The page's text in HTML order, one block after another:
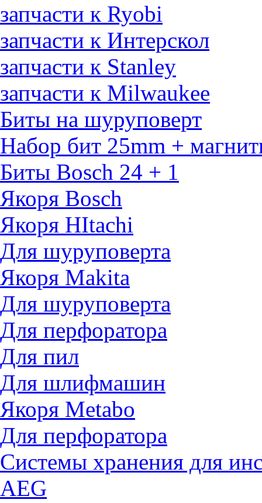
запчасти к Ryobi
запчасти к Интерскол
запчасти к Stanley
запчасти к Milwaukee
Биты на шуруповерт
Набор бит 25mm +
Биты Bosch 24 + 1
Якоря Bosch
Якоря HItachi
Для шуруповерта
Якоря Makita
Для шуруповерта
Для перфоратора
Для пил
Для шлифмашин
Якоря Metabo
Для перфоратора
Системы хранения для
AEG